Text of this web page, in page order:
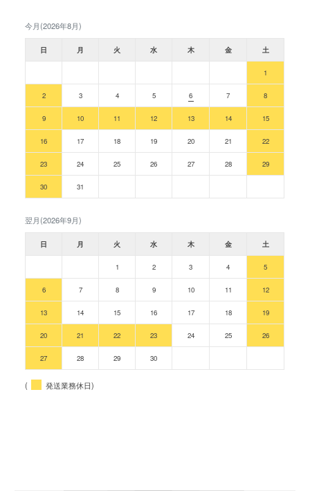
今月(2026年8月)
日 月 火 水 木 金 土
1
2 3 4 5 6 7 8
9 10 11 12 13 14 15
16 17 18 19 20 21 22
23 24 25 26 27 28 29
30 31
翌月(2026年9月)
日 月 火 水 木 金 土
1 2 3 4 5
6 7 8 9 10 11 12
13 14 15 16 17 18 19
20 21 22 23 24 25 26
27 28 29 30
( 発送業務休日)